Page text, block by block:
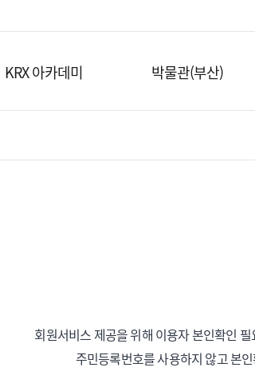
KRX 아카데미 박물관(부산)
회원서비스 제공을 위해 이용자 본인확인
주민등록번호를 사용하지 않고 본